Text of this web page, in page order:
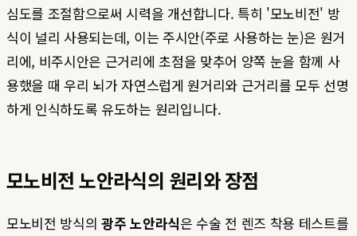
심도를 조절함으로써 시력을 개선합니다. 특히 '모노비전' 방
식이 널리 사용되는데, 이는 주시안(주로 사용하는 눈)은 원거
리에, 비주시안은 근거리에 초점을 맞추어 양쪽 눈을 함께 사
용했을 때 우리 뇌가 자연스럽게 원거리와 근거리를 모두 선명
하게 인식하도록 유도하는 원리입니다.
모노비전 노안라식의 원리와 장점
모노비전 방식의광주 노안라식은 수술 전 렌즈 착용 테스트를